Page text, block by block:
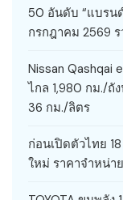
50 อันดับ “แบรน
กรกฎาคม 2569
Nissan Qashqai
ไกล 1,980 กม./ถั
36 กม./ลิตร
ก่อนเปิดตัวไทย
ใหม่ ราคาจำหน่า